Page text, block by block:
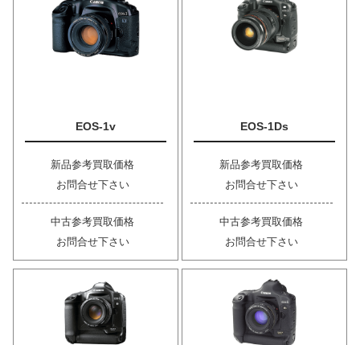
EOS-1v
新品参考買取価格
お問合せ下さい
中古参考買取価格
お問合せ下さい
EOS-1Ds
新品参考買取価格
お問合せ下さい
中古参考買取価格
お問合せ下さい